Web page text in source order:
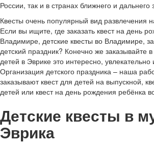
России, так и в странах ближнего и дальнего
Квесты очень популярный вид развлечения
Если вы ищите, где заказать квест на день
Владимире, детские квесты во Владимире,
детский праздник? Конечно же заказывайте
детей в Эврике это интересно, увлекательно
Организация детского праздника – наша
заказывают квест для детей на выпускной,
детей или квест на день рождения ребёнка
Детские квесты в
Эврика